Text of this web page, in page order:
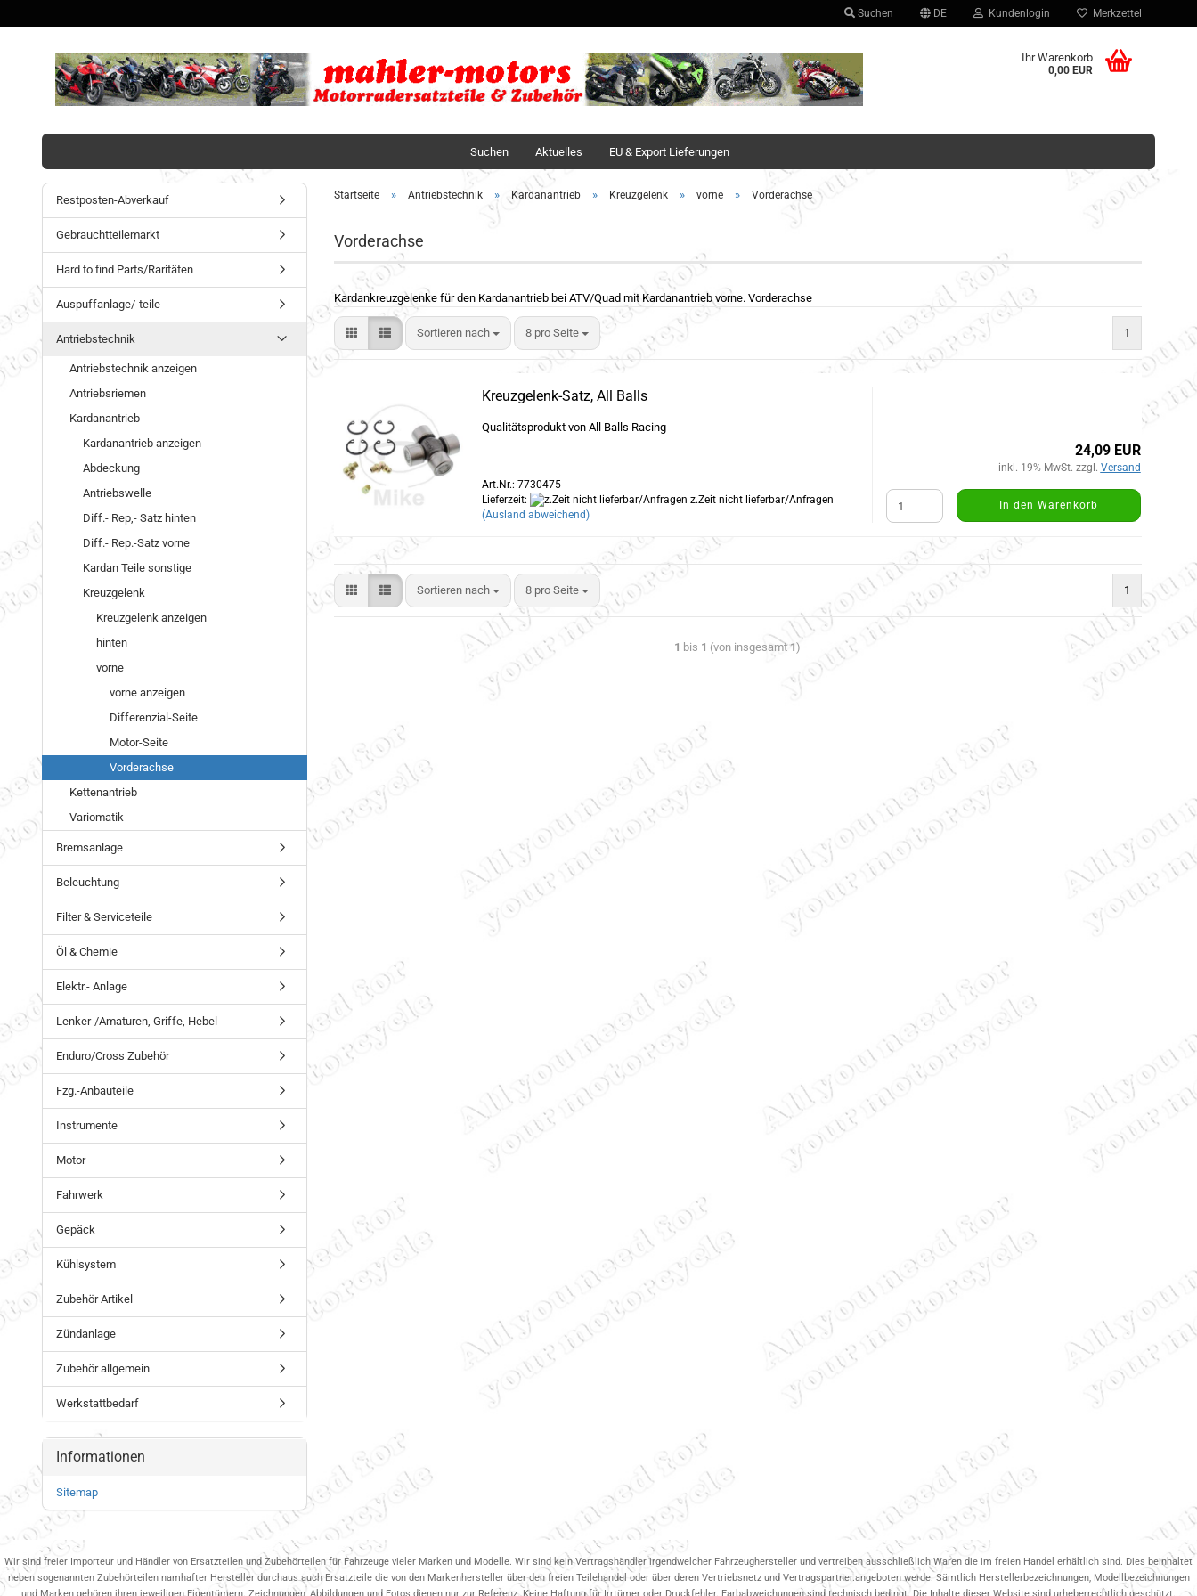
Suchen DE
Sprache auswählen
Kundenlogin
Konto erstellen
Merkzettel
Ihr Warenkorb
0,00 EUR
Suchen Aktuelles EU & Export Lieferungen
Startseite » Antriebstechnik » Kardanantrieb » Kreuzgelenk » vorne » Vorderachse
Vorderachse
Kardankreuzgelenke für den Kardanantrieb bei ATV/Quad mit Kardanantrieb vorne. Vorderachse
Sortieren nach 8 pro Seite 1
Kreuzgelenk-Satz, All Balls
Qualitätsprodukt von All Balls Racing
Art.Nr.: 7730475
Lieferzeit:
z.Zeit nicht lieferbar/Anfragen
(Ausland abweichend)
24,09 EUR
inkl. 19% MwSt. zzgl. Versand
In den Warenkorb
Sortieren nach 8 pro Seite 1
1 bis 1 (von insgesamt1)
Restposten-Abverkauf
Gebrauchtteilemarkt
Hard to find Parts/Raritäten
Auspuffanlage/-teile
Antriebstechnik
Antriebstechnik anzeigen
Antriebsriemen
Kardanantrieb
Kardanantrieb anzeigen
Abdeckung
Antriebswelle
Diff.- Rep,- Satz hinten
Diff.- Rep.-Satz vorne
Kardan Teile sonstige
Kreuzgelenk
Kreuzgelenk anzeigen
hinten
vorne
vorne anzeigen
Differenzial-Seite
Motor-Seite
Vorderachse
Kettenantrieb
Variomatik
Bremsanlage
Beleuchtung
Filter & Serviceteile
Öl & Chemie
Elektr.- Anlage
Lenker-/Amaturen, Griffe, Hebel
Enduro/Cross Zubehör
Fzg.-Anbauteile
Instrumente
Motor
Fahrwerk
Gepäck
Kühlsystem
Zubehör Artikel
Zündanlage
Zubehör allgemein
Werkstattbedarf
Informationen
Sitemap
Wir sind freier Importeur und Händler von Ersatzteilen und Zubehörteilen für Fahrzeuge vieler Marken und Modelle. Wir sind kein Vertragshändler irgendwelcher Fahrzeughersteller und vertreiben ausschließlich Waren die im freien Handel erhältlich sind. Dies beinhaltet
neben sogenannten Zubehörteilen namhafter Hersteller durchaus auch Ersatzteile die von den Markenhersteller über den freien Teilehandel oder über deren Vertriebsnetz und Vertragspartner.angeboten werde. Sämtlich Herstellerbezeichnungen, Modellbezeichnungen